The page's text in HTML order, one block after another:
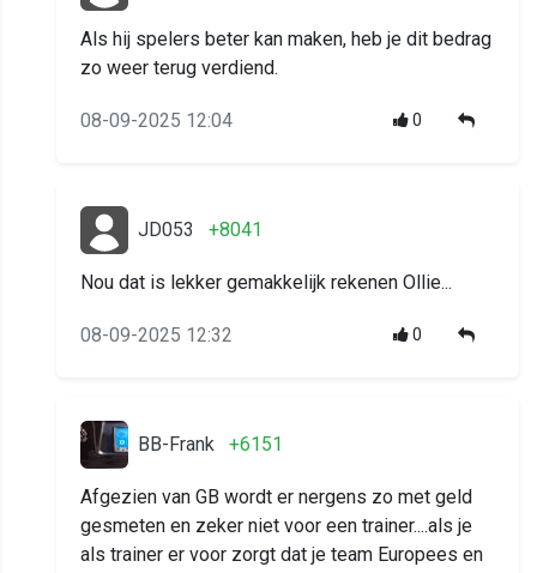
Als hij spelers beter kan maken, heb je dit bedrag
zo weer terug verdiend.
08-09-2025 12:04 0
JD053 +8041
Nou dat is lekker gemakkelijk rekenen Ollie...
08-09-2025 12:32 0
BB-Frank +6151
Afgezien van GB wordt er nergens zo met geld
gesmeten en zeker niet voor een trainer....als je
als trainer er voor zorgt dat je team Europees en